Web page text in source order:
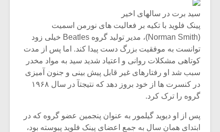
سید برت در سالهای اخیر
پینک فلوید با تکیه بر فعالیت های نورمن اسمیت
(Norman Smith)، مدیر تولید گروه Beatles خیلی زود
توانست به موفقیت بزرگ دست پیدا کند. اما پس از مدت
کوتاهی مشکلات روانی و اعتیاد شدید سید به مواد مخدر
سبب شد او رفتارهای غیر قابل پیش بینی و جنون آمیزی
در کنسرت ها از خود بروز دهد که نتیجتآ در سال ۱۹۶۸
گروه را ترک کرد.
پس از او دیوید گیلمور به عنوان پنجمین عضو گروه که در
ابتدای همان سال به جمع اعضای پینک فلوید پیوسته بود،